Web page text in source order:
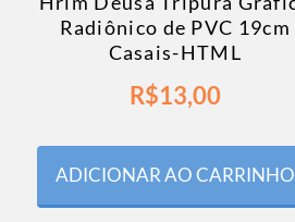
Radiônico de PVC 19cm
Casais-HTML
R$13,00
ADICIONAR AO CARRINHO